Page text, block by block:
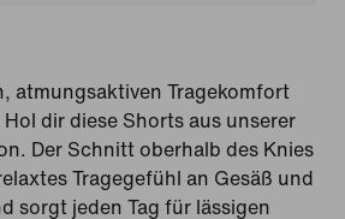
atmungsaktiven Tragekomfort
dir diese Shorts aus unserer
Der Schnitt oberhalb des Knies
Tragegefühl an Gesäß und
sorgt jeden Tag für lässigen